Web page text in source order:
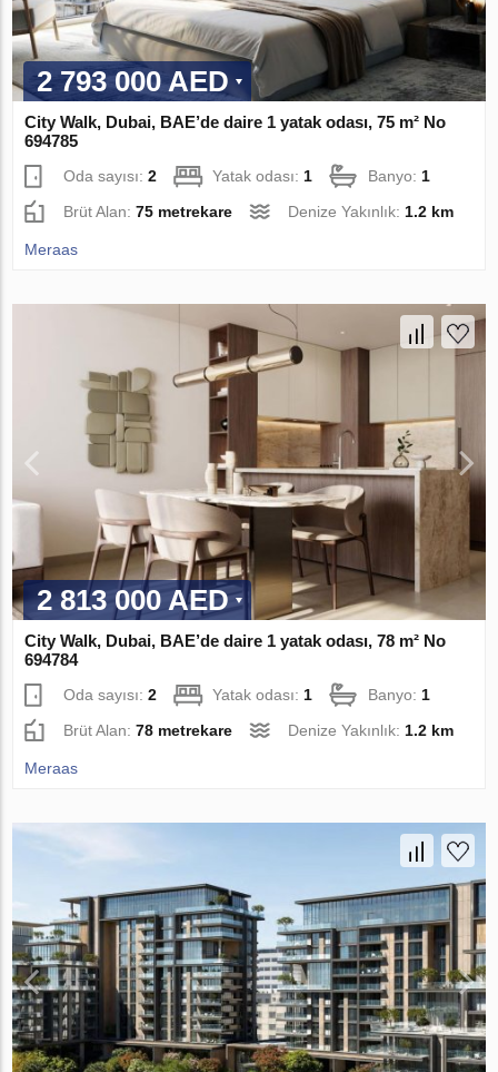
2 793 000 AED
City Walk, Dubai, BAE’de daire 1 yatak odası, 75 m² No
694785
Oda sayısı:2 Yatak odası:1 Banyo:1
Brüt Alan:75 metrekare Denize Yakınlık:1.2 km
Meraas
2 813 000 AED
City Walk, Dubai, BAE’de daire 1 yatak odası, 78 m² No
694784
Oda sayısı:2 Yatak odası: 1 Banyo: 1
Brüt Alan:78 metrekare Denize Yakınlık: 1.2 km
Meraas